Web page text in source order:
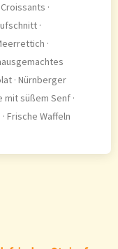
·
·
·
· Nürnberger
süßem Senf ·
Frische Waffeln